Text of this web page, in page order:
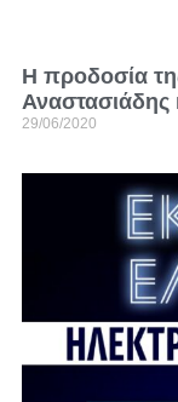
Η προδοσία
Αναστασιάδης
29/06/2020